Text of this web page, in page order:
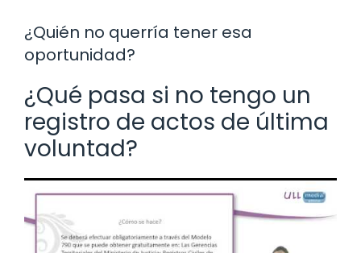
¿Quién no querría tener esa
oportunidad?
¿Qué pasa si no tengo un
registro de actos de última
voluntad?